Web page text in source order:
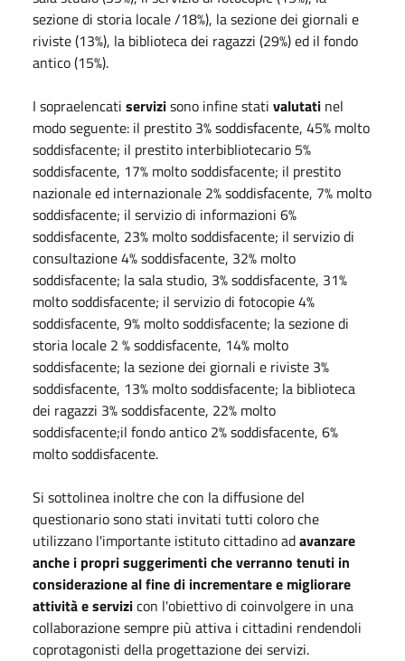
sezione di storia locale /18%), la sezione dei giornali e
riviste (13%), la biblioteca dei ragazzi (29%) ed il fondo
antico (15%).
I sopraelencati servizisono infine stati valutati nel
modo seguente: il prestito 3% soddisfacente, 45% molto
soddisfacente; il prestito interbibliotecario 5%
soddisfacente, 17% molto soddisfacente; il prestito
nazionale ed internazionale 2% soddisfacente, 7% molto
soddisfacente; il servizio di informazioni 6%
soddisfacente, 23% molto soddisfacente; il servizio di
consultazione 4% soddisfacente, 32% molto
soddisfacente; la sala studio, 3% soddisfacente, 31%
molto soddisfacente; il servizio di fotocopie 4%
soddisfacente, 9% molto soddisfacente; la sezione di
storia locale 2 % soddisfacente, 14% molto
soddisfacente; la sezione dei giornali e riviste 3%
soddisfacente, 13% molto soddisfacente; la biblioteca
dei ragazzi 3% soddisfacente, 22% molto
soddisfacente;il fondo antico 2% soddisfacente, 6%
molto soddisfacente.
Si sottolinea inoltre che con la diffusione del
questionario sono stati invitati tutti coloro che
utilizzano l'importante istituto cittadino adavanzare
anche i propri suggerimenti che verranno tenuti in
considerazione al fine di incrementare e migliorare
attività e servizicon l'obiettivo di coinvolgere in una
collaborazione sempre più attiva i cittadini rendendoli
coprotagonisti della progettazione dei servizi.